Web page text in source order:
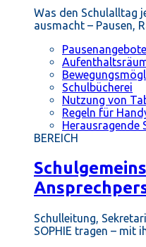
Was den Schulalltag
ausmacht – Pausen,
Pausenangebote
Schulbücherei
Nutzung von
Regeln für
Herausragende
BEREICH
Schulleitung,
SOPHIE tragen – mit